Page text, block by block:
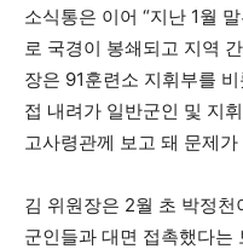
소식통은 이어 “지난 1월
로 국경이 봉쇄되고 지역
장은 91훈련소 지휘부를
접 내려가 일반군인 및 지
고사령관께 보고 돼 문제가
김 위원장은 2월 초 박정
군인들과 대면 접촉했다는